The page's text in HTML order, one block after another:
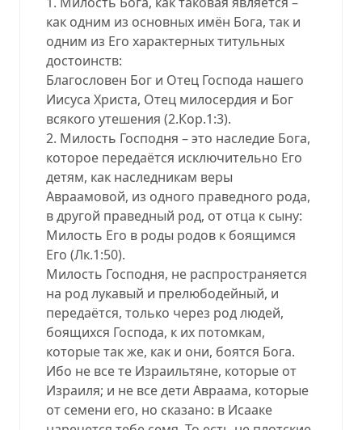
как одним из основных имён Бога, так и
одним из Его характерных титульных
достоинств:
Благословен Бог и Отец Господа нашего
Иисуса Христа, Отец милосердия и Бог
всякого утешения (2.Кор.1:3).
2. Милость Господня – это наследие Бога,
которое передаётся исключительно Его
детям, как наследникам веры
Авраамовой, из одного праведного рода,
в другой праведный род, от отца к сыну:
Милость Его в роды родов к боящимся
Его (Лк.1:50).
Милость Господня, не распространяется
на род лукавый и прелюбодейный, и
передаётся, только через род людей,
боящихся Господа, к их потомкам,
которые так же, как и они, боятся Бога.
Ибо не все те Израильтяне, которые от
Израиля; и не все дети Авраама, которые
от семени его, но сказано: в Исааке